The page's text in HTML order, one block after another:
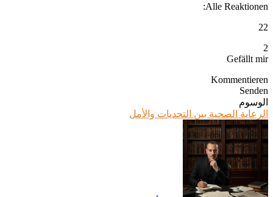
Alle Reaktionen:
22
2
Gefällt mir
Kommentieren
Senden
الوسوم
الرعاية الصحية بين التحديات والأمل